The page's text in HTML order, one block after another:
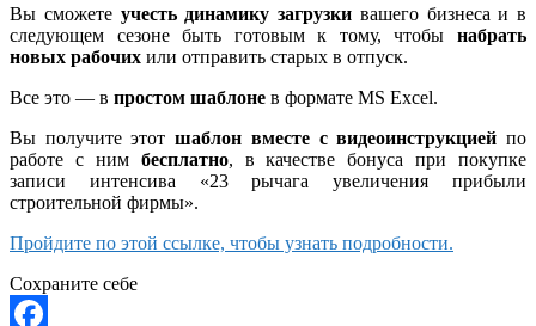
Вы сможетеучесть динамику загрузки вашего бизнеса и в
следующем сезоне быть готовым к тому, чтобы набрать
новых рабочих или отправить старых в отпуск.
Все это — в простом шаблоне в формате MS Excel.
Вы получите этотшаблон вместе с видеоинструкцией по
работе с ним бесплатно, в качестве бонуса при покупке
записи интенсива «23 рычага увеличения прибыли
строительной фирмы».
Пройдите по этой ссылке, чтобы узнать подробности.
Сохраните себе